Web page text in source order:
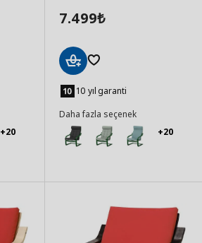
+20
7.499₺
Ekle 10 yıl garanti
Daha fazla seçenek
+20